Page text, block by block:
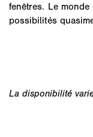
fenêtres. Le
possibilités